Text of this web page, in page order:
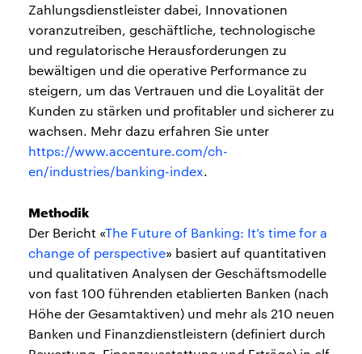
Zahlungsdienstleister dabei, Innovationen
voranzutreiben, geschäftliche, technologische
und regulatorische Herausforderungen zu
bewältigen und die operative Performance zu
steigern, um das Vertrauen und die Loyalität der
Kunden zu stärken und profitabler und sicherer zu
wachsen. Mehr dazu erfahren Sie unter
https://www.accenture.com/ch-
en/industries/banking-index.
Methodik
Der Bericht «The Future of Banking: It’s time for a
change of perspective» basiert auf quantitativen
und qualitativen Analysen der Geschäftsmodelle
von fast 100 führenden etablierten Banken (nach
Höhe der Gesamtaktiven) und mehr als 210 neuen
Banken und Finanzdienstleistern (definiert durch